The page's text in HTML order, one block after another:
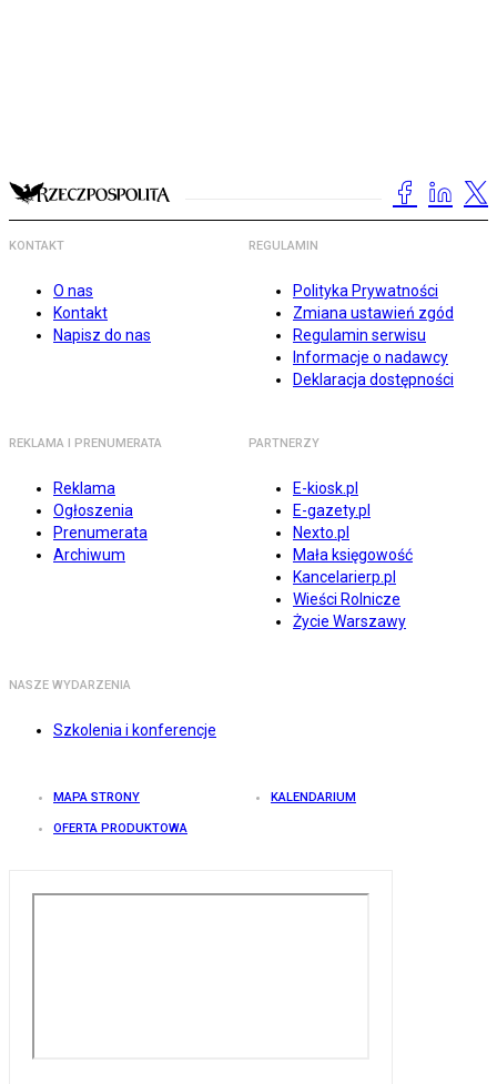
KONTAKT
O nas
Kontakt
Napisz do nas
REGULAMIN
Polityka Prywatności
Zmiana ustawień zgód
Regulamin serwisu
Informacje o nadawcy
Deklaracja dostępności
REKLAMA I PRENUMERATA
Reklama
Ogłoszenia
Prenumerata
Archiwum
PARTNERZY
E-kiosk.pl
E-gazety.pl
Nexto.pl
Mała księgowość
Kancelarierp.pl
Wieści Rolnicze
Życie Warszawy
NASZE WYDARZENIA
Szkolenia i konferencje
MAPA STRONY KALENDARIUM
OFERTA PRODUKTOWA